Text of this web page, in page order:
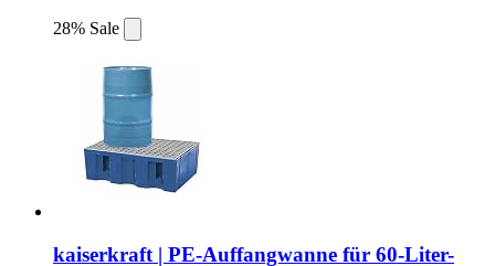
28% Sale
kaiserkraft | PE-Auffangwanne für 60-Liter-